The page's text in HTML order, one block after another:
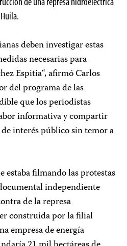
deben investigar estas
necesarias para
Espitia“, afirmó Carlos
del programa de las
que los periodistas
informativa y compartir
interés público sin temor a
estaba filmando las protestas
independiente
de la represa
construida por la filial
empresa de energía